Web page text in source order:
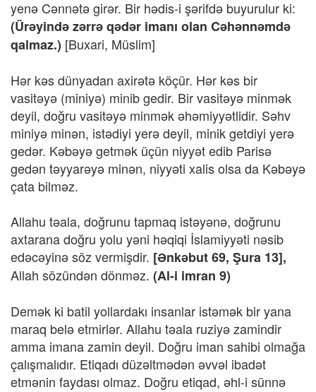
yenə Cənnətə girər. Bir hədis-i şərifdə buyurulur ki:
(Ürəyində zərrə qədər imanı olan Cəhənnəmdə
qalmaz.) [Buxari, Müslim]
Hər kəs dünyadan axirətə köçür. Hər kəs bir
vasitəyə (miniyə) minib gedir. Bir vasitəyə minmək
deyil, doğru vasitəyə minmək əhəmiyyətlidir. Səhv
miniyə minən, istədiyi yerə deyil, minik getdiyi yerə
gedər. Kəbəyə getmək üçün niyyət edib Parisə
gedən təyyarəyə minən, niyyəti xalis olsa da Kəbəyə
çata bilməz.
Allahu təala, doğrunu tapmaq istəyənə, doğrunu
axtarana doğru yolu yəni həqiqi İslamiyyəti nəsib
edəcəyinə söz vermişdir. [Ənkəbut 69, Şura 13],
Allah sözündən dönməz. (Al-i imran 9)
Demək ki batil yollardakı insanlar istəmək bir yana
maraq belə etmirlər. Allahu təala ruziyə zamindir
amma imana zamin deyil. Doğru iman sahibi olmağa
çalışmalıdır. Etiqadı düzəltmədən əvvəl ibadət
etmənin faydası olmaz. Doğru etiqad, əhl-i sünnə